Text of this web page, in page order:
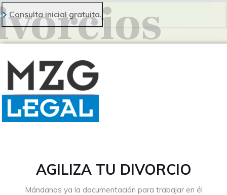
Consulta inicial gratuita.
AGILIZA TU DIVORCIO
Mándanos ya la documentación para trabajar en él